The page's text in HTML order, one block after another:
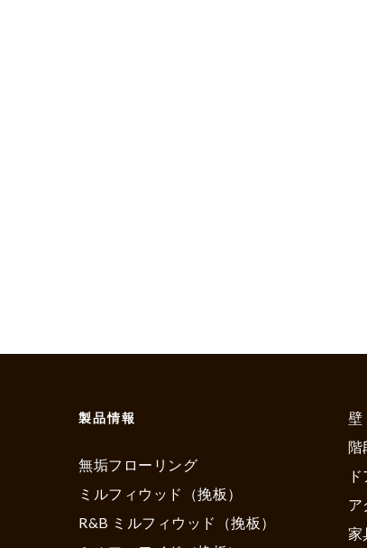
製品情報
無垢フローリング
ミルフィウッド（挽板）
R&B ミルフィウッド（挽板）
壁
階
ア
家